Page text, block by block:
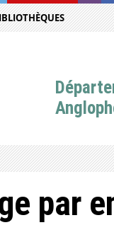
par